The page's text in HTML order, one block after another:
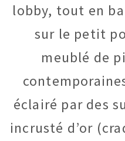
lobby, tout en
sur le petit
meublé de
éclairé par des
incrusté d’or